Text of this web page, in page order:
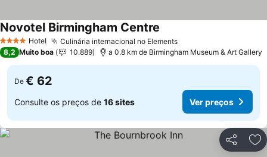
4 EstrelasHotel Culinária internacional no Elements
Novotel Birmingham Centre
8,2 Muito boa 10.889 a 0.8 km de Birmingham Museum & Art Gallery
De € 62
Consulte os preços de 16 sites Ver preços
Partilhar